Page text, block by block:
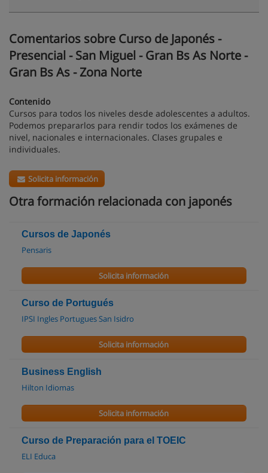
Comentarios sobre Curso de Japonés -
Presencial - San Miguel - Gran Bs As Norte -
Gran Bs As - Zona Norte
Contenido
Cursos para todos los niveles desde adolescentes a adultos.
Podemos prepararlos para rendir todos los exámenes de
nivel, nacionales e internacionales. Clases grupales e
individuales.
Solicita información
Otra formación relacionada con japonés
Cursos de Japonés
Pensaris
Solicita información
Curso de Portugués
IPSI Ingles Portugues San Isidro
Solicita información
Business English
Hilton Idiomas
Solicita información
Curso de Preparación para el TOEIC
ELI Educa